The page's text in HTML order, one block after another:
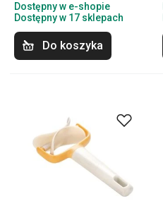
Dostępny w e-shopie
Dostępny w 17 sklepach
Do koszyka